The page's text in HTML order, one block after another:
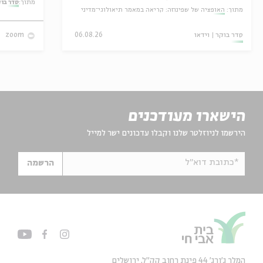
מתוך: האופציה של שפינוזה: קריאה במאמר תיאולוגי־מדיני
סדר בוקר וידאו 06.08.26
מתוך:סדר
zoom
הישארו מעודכנים
הירשמו לניוזלטר שלנו וקבלו עדכונים ישר למייל
*כתובת דוא"ל הרשמה
המלך ג'ורג' 44 פינת רחוב קק״ל, ירושלים